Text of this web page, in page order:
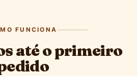
FUNCIONA
até o primeiro